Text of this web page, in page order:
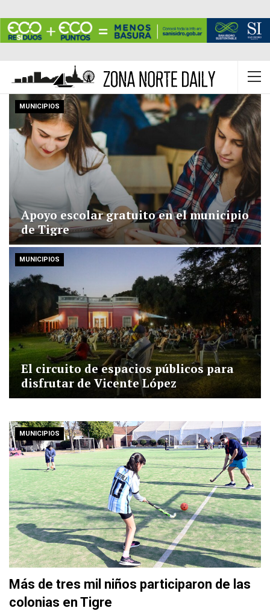
MUNICIPIOS
Apoyo escolar gratuito en el municipio
de Tigre
MUNICIPIOS
El circuito de espacios públicos para
disfrutar de Vicente López
MUNICIPIOS
Más de tres mil niños participaron de las
colonias en Tigre